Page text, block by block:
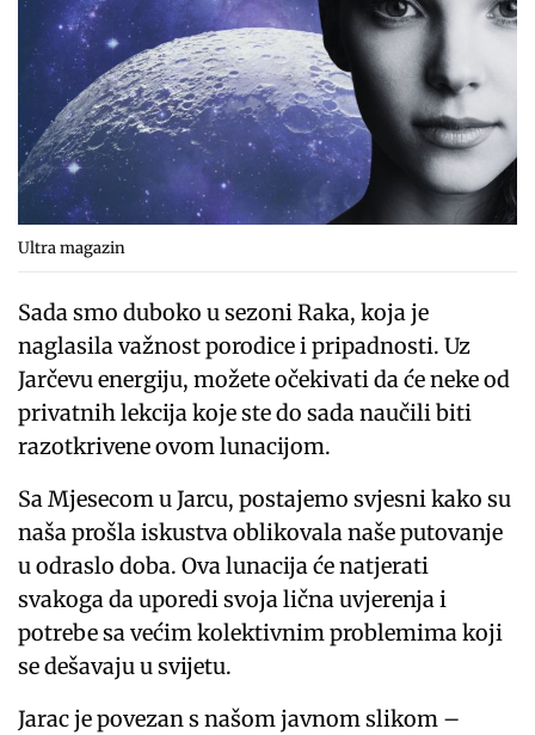
Ultra magazin
Sada smo duboko u sezoni Raka, koja je
naglasila važnost porodice i pripadnosti. Uz
Jarčevu energiju, možete očekivati ​​da će neke od
privatnih lekcija koje ste do sada naučili biti
razotkrivene ovom lunacijom.
Sa Mjesecom u Jarcu, postajemo svjesni kako su
naša prošla iskustva oblikovala naše putovanje
u odraslo doba. Ova lunacija će natjerati
svakoga da uporedi svoja lična uvjerenja i
potrebe sa većim kolektivnim problemima koji
se dešavaju u svijetu.
Jarac je povezan s našom javnom slikom –